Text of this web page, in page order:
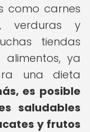
como carnes
verduras y
tiendas
ya
una dieta
es posible
saludables
y frutos